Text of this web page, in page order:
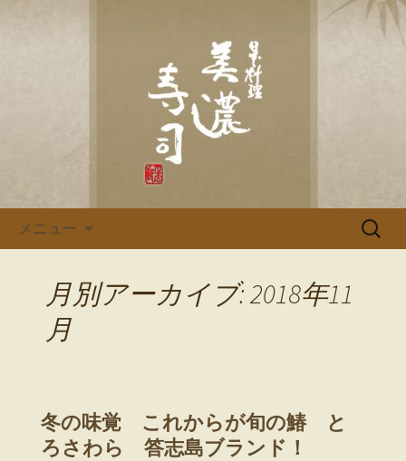
多治見、土岐の寿司・和食「美
濃寿司」のブログ
多治見、土岐の寿司・和食「美濃寿
メニュー
検
月別アーカイブ: 2018年11
月
冬の味覚 これからが旬の鰆 と
ろさわら 答志島ブランド！